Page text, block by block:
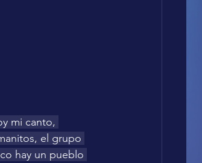
mi canto,
el grupo
hay un pueblo